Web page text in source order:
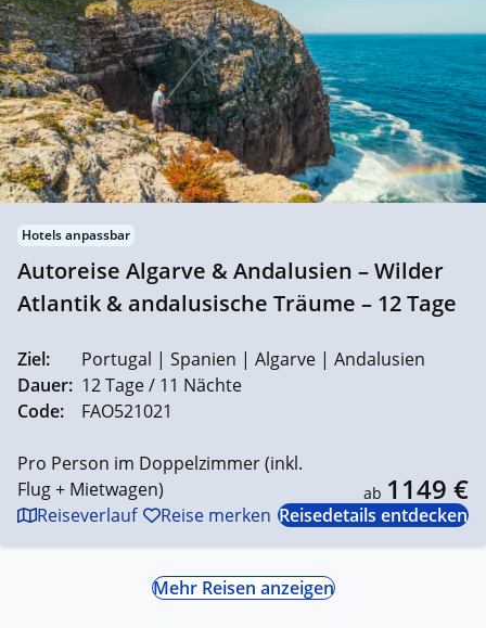
Hotels anpassbar
Autoreise Algarve & Andalusien – Wilder
Atlantik & andalusische Träume – 12 Tage
Ziel:
Portugal | Spanien | Algarve | Andalusien
Dauer: 12 Tage / 11 Nächte
Code:
FAO521021
Pro Person im Doppelzimmer (inkl.
Flug + Mietwagen)
ab 1149 €
Reiseverlauf Reise merken Reisedetails entdecken
Mehr Reisen anzeigen